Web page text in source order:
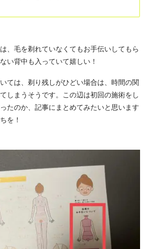
、毛を剃れていなくてもお手伝いしてもら
い背中も入っていて嬉しい！
ては、剃り残しがひどい場合は、時間の関
しまうそうです。この辺は初回の施術をし
たのか、記事にまとめてみたいと思います
を！